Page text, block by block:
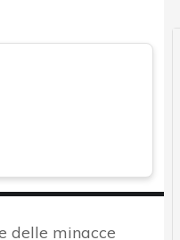
delle minacce